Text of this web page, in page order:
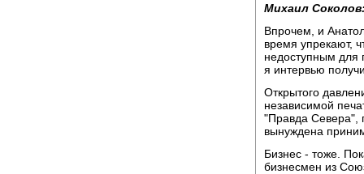
Михаил
Впрочем, и
время упрекают,
недоступным для
я интервью
Открытого
независимой
"Правда Севера",
вынуждена
Бизнес - тоже.
бизнесмен из